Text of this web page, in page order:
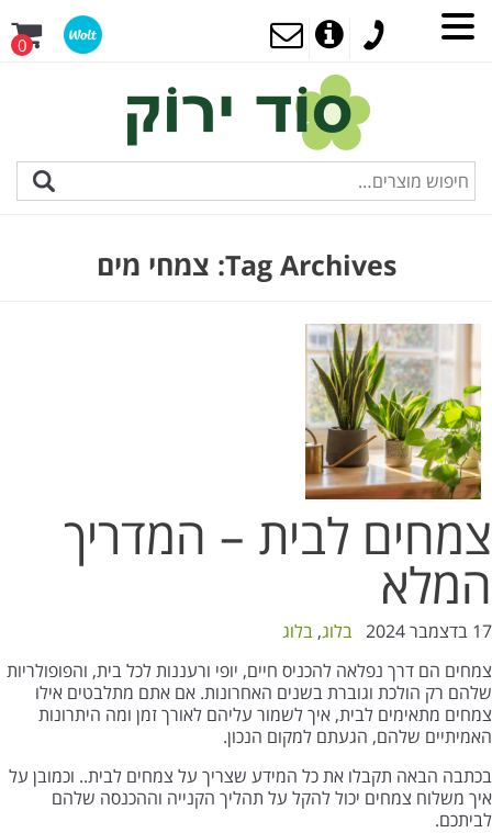
0
Tag Archives: צמחי מים
צמחים לבית – המדריך
המלא
17 בדצמבר 2024 בלוג, בלוג
צמחים הם דרך נפלאה להכניס חיים, יופי ורעננות לכל בית, והפופולריות
שלהם רק הולכת וגוברת בשנים האחרונות. אם אתם מתלבטים אילו
צמחים מתאימים לבית, איך לשמור עליהם לאורך זמן ומה היתרונות
האמיתיים שלהם, הגעתם למקום הנכון.
בכתבה הבאה תקבלו את כל המידע שצריך על צמחים לבית.. וכמובן על
איך משלוח צמחים יכול להקל על תהליך הקנייה וההכנסה שלהם
לביתכם.